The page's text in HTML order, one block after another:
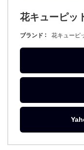
花キューピッ
ブランド 花キューピ